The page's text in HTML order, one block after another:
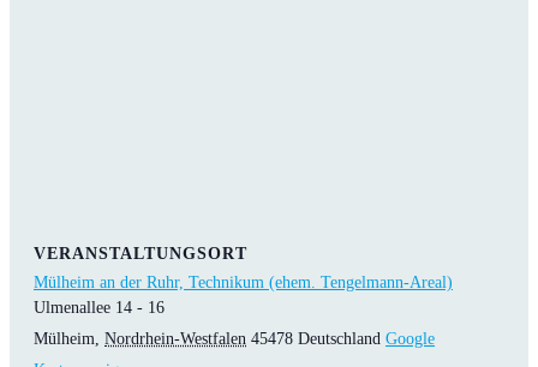
VERANSTALTUNGSORT
Mülheim an der Ruhr, Technikum (ehem. Tengelmann-Areal)
Ulmenallee 14 - 16
Mülheim, Nordrhein-Westfalen 45478 Deutschland Google